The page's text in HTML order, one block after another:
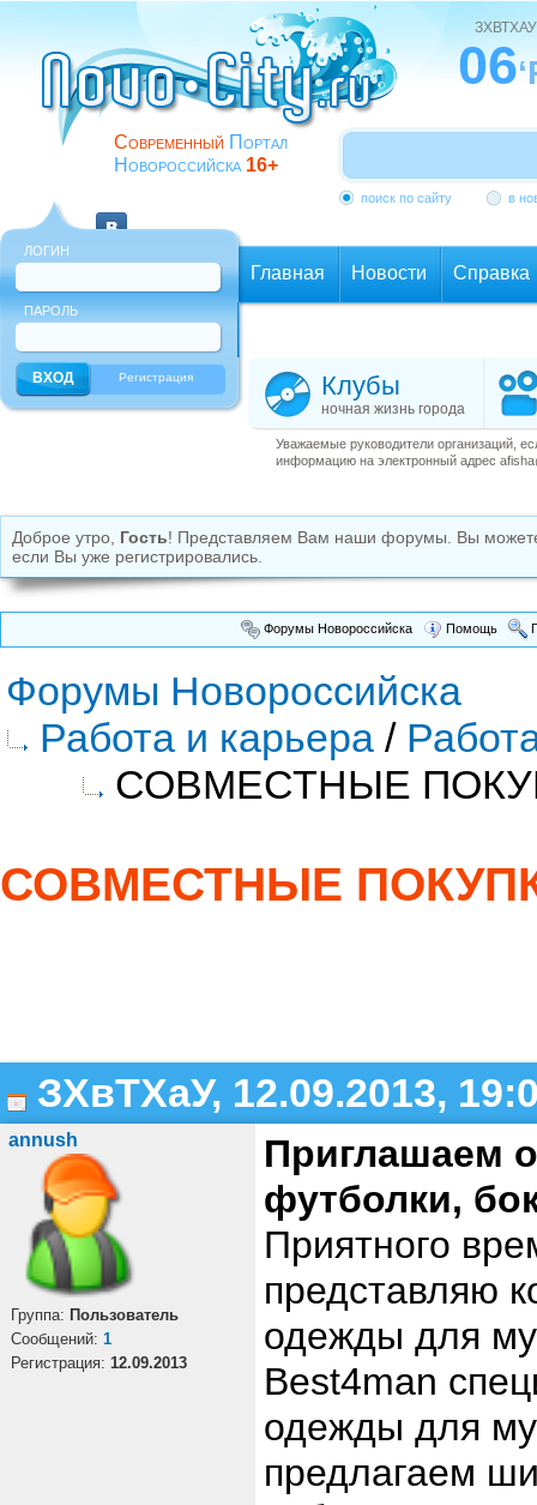
Современный Портал
Новороссийска 16+
ЗХВТХАУ
06
поиск по сайту в
ЛОГИН
ПАРОЛЬ
Регистрация
Главная Новости Справка
Клубы
ночная жизнь города
Уважаемые руководители организаций,
информацию на электронный адрес
Доброе утро, Гость! Представляем Вам наши форумы. Вы
если Вы уже регистрировались.
Форумы Новороссийска Помощь
Форумы Новороссийска
Работа и карьера /
СОВМЕСТНЫЕ
СОВМЕСТНЫЕ
ЗХвТХаУ, 12.09.2013,
annush
Группа: Пользователь
Cообщений: 1
Регистрация: 12.09.2013
Приглашаем
футболки,
Приятного
представляю
одежды для
Best4man
одежды для
предлагаем